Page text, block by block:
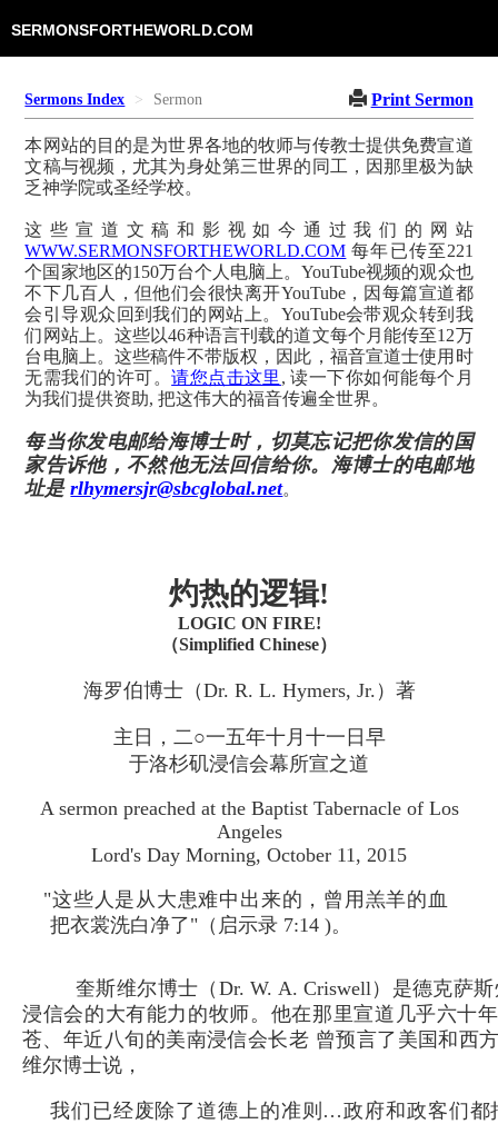
SERMONSFORTHEWORLD.COM
Sermons Index Sermon Print Sermon
本网站的目的是为世界各地的牧师与传教士提供免费宣道
文稿与视频，尤其为身处第三世界的同工，因那里极为缺
乏神学院或圣经学校。
这些宣道文稿和影视如今通过我们的网站
WWW.SERMONSFORTHEWORLD.COM 每年已传至221
个国家地区的150万台个人电脑上。YouTube视频的观众也
不下几百人，但他们会很快离开YouTube，因每篇宣道都
会引导观众回到我们的网站上。YouTube会带观众转到我
们网站上。这些以46种语言刊载的道文每个月能传至12万
台电脑上。这些稿件不带版权，因此，福音宣道士使用时
无需我们的许可。请您点击这里 , 读一下你如何能每个月
为我们提供资助, 把这伟大的福音传遍全世界。
每当你发电邮给海博士时，切莫忘记把你发信的国
家告诉他，不然他无法回信给你。海博士的电邮地
址是rlhymersjr@sbcglobal.net。
灼热的逻辑!
LOGIC ON FIRE!
（Simplified Chinese）
海罗伯博士（Dr. R. L. Hymers, Jr.）著
主日，二○一五年十月十一日早
于洛杉矶浸信会幕所宣之道
A sermon preached at the Baptist Tabernacle of Los
Angeles
Lord's Day Morning, October 11, 2015
"这些人是从大患难中出来的，曾用羔羊的血
把衣裳洗白净了"（启示录 7:14 )。
奎斯维尔博士（Dr. W. A. Criswell）是德克萨
浸信会的大有能力的牧师。他在那里宣道几乎六十
苍、年近八旬的美南浸信会长老 曾预言了美国和西
维尔博士说，
我们已经废除了道德上的准则…政府和政客们都